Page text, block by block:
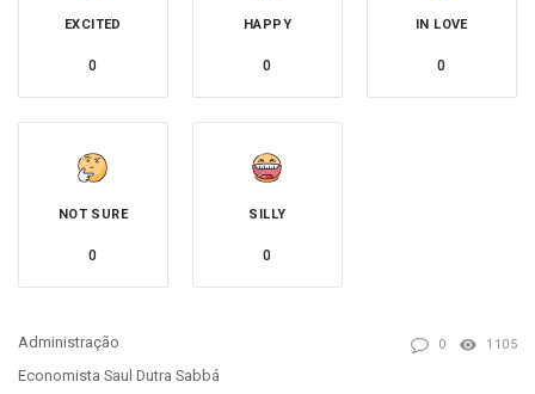
EXCITED
0
HAPPY
0
IN LOVE
0
NOT SURE
0
SILLY
0
Administração
Economista Saul Dutra Sabbá
0 1105